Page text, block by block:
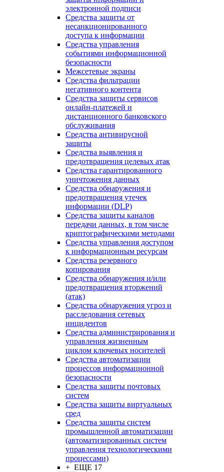
электронной подписи
Средства защиты от
несанкционированного
доступа к информации
Средства управления
событиями информационной
безопасности
Межсетевые экраны
Средства фильтрации
негативного контента
Средства защиты сервисов
онлайн-платежей и
дистанционного банковского
обслуживания
Средства антивирусной
защиты
Средства выявления и
предотвращения целевых атак
Средства гарантированного
уничтожения данных
Средства обнаружения и
предотвращения утечек
информации (DLP)
Средства защиты каналов
передачи данных, в том числе
криптографическими методами
Средства управления доступом
к информационным ресурсам
Средства резервного
копирования
Средства обнаружения и/или
предотвращения вторжений
(атак)
Средства обнаружения угроз и
расследования сетевых
инцидентов
Средства администрирования и
управления жизненным
циклом ключевых носителей
Средства автоматизации
процессов информационной
безопасности
Средства защиты почтовых
систем
Средства защиты виртуальных
сред
Средства защиты систем
промышленной автоматизации
(автоматизированных систем
управления технологическими
процессами)
+ ЕЩЕ 17